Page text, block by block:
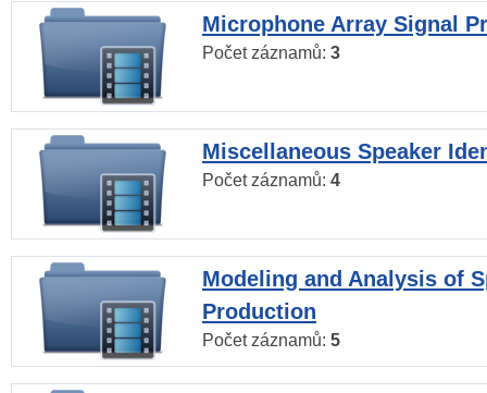
Microphone Array Signal
Počet záznamů: 3
Miscellaneous Speaker
Počet záznamů: 4
Modeling and Analysis of
Production
Počet záznamů: 5